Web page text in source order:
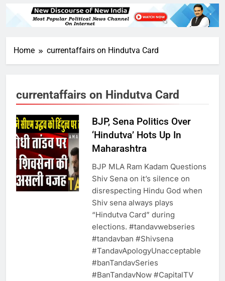
Home currentaffairs on Hindutva Card
currentaffairs on Hindutva Card
BJP, Sena Politics Over
‘Hindutva’ Hots Up In
Maharashtra
BJP MLA Ram Kadam Questions
Shiv Sena on it’s silence on
disrespecting Hindu God when
Shiv sena always plays
“Hindutva Card” during
elections. #tandavwebseries
#tandavban #Shivsena
#TandavApologyUnacceptable
#banTandavSeries
#BanTandavNow #CapitalTV
राम की नगरी अयोध्या में आने वाले भक्तों
उत्तर प्रदेश में गांवों में बढ़ेंगी सुविधाएं: 67%
बढ़ा पंचायतों का बजट
7
गाजा युद्धविराम को लेकर बड़ी खबरें
चुनाव से पहले लालू परिवार पर बड़ा झटका,
दिल्ली कोर्ट ने IRCTC घोटाले में आरोप